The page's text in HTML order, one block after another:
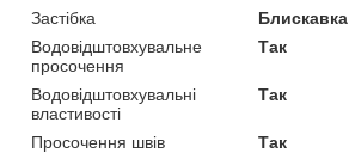
Застібка
Блискавка
Водовідштовхувальне
просочення
Так
Водовідштовхувальні
властивості
Так
Просочення швів
Так